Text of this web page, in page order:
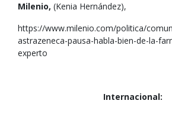
Milenio, (Kenia Hernández),
https://www.milenio.com/politica/
astrazeneca-pausa-habla-bien-de-la-
experto
Internacional: